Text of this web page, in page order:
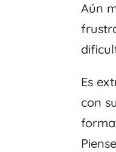
Aún
Es
con